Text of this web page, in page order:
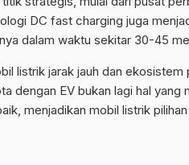
DC fast charging juga
dalam waktu sekitar 30-45
listrik jarak jauh dan
dengan EV bukan lagi hal
menjadikan mobil listrik